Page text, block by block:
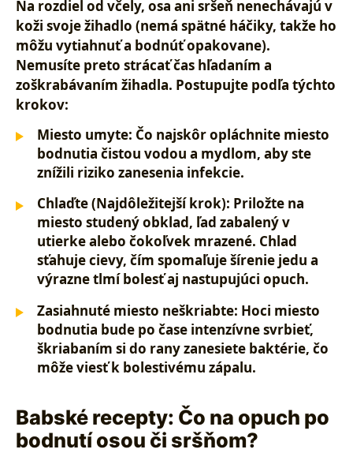
Na rozdiel od včely, osa ani sršeň nenechávajú v
koži svoje žihadlo (nemá spätné háčiky, takže ho
môžu vytiahnuť a bodnúť opakovane).
Nemusíte preto strácať čas hľadaním a
zoškrabávaním žihadla. Postupujte podľa týchto
krokov:
Miesto umyte: Čo najskôr opláchnite miesto
bodnutia čistou vodou a mydlom, aby ste
znížili riziko zanesenia infekcie.
Chlaďte (Najdôležitejší krok): Priložte na
miesto studený obklad, ľad zabalený v
utierke alebo čokoľvek mrazené. Chlad
sťahuje cievy, čím spomaľuje šírenie jedu a
výrazne tlmí bolesť aj nastupujúci opuch.
Zasiahnuté miesto neškriabte: Hoci miesto
bodnutia bude po čase intenzívne svrbieť,
škriabaním si do rany zanesiete baktérie, čo
môže viesť k bolestivému zápalu.
Babské recepty: Čo na opuch po
bodnutí osou či sršňom?